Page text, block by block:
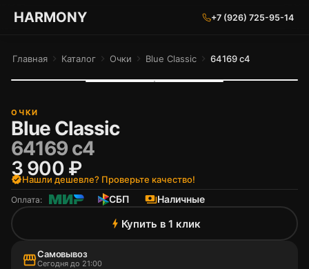
ГАРМОНИЯ ГЛАЗ
HARMONY +7 (926) 725-95-14
Главная chevron_right Каталог chevron_right Очки chevron_right Blue Classic chevron_right 64169 c4
ОЧКИ
Blue Classic
64169 c4
3 900 ₽
verifiedНашли дешевле? Проверьте качество!
Оплата: СБП paymentsНаличные
bolt Купить в 1 клик
storefrontСамовывоз
Сегодня до 21:00